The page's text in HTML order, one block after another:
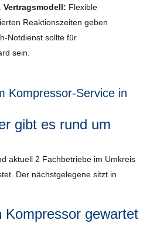
Vertragsmodell: Flexible
Reaktionszeiten geben
Notdienst sollte für
sein.
Kompressor-Service in
gibt es rund um
aktuell 2 Fachbetriebe im Umkreis
Der nächstgelegene sitzt in
Kompressor gewartet